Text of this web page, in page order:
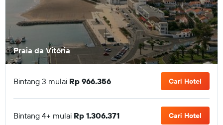
Praia da Vitória
Bintang 3 mulai Rp 966.356 Cari Hotel
Bintang 4+ mulai Rp 1.306.371 Cari Hotel